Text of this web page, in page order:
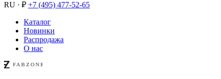
RU · ₽ +7 (495) 477-52-65
Каталог
Новинки
Распродажа
О нас